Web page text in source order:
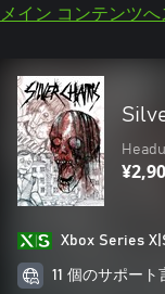
メイン コンテンツ
Xbox Series
11 個のサポート